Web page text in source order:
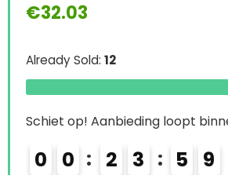
€32.03
Already Sold: 12
Schiet op! Aanbieding loopt
0 0 2 3 5 9